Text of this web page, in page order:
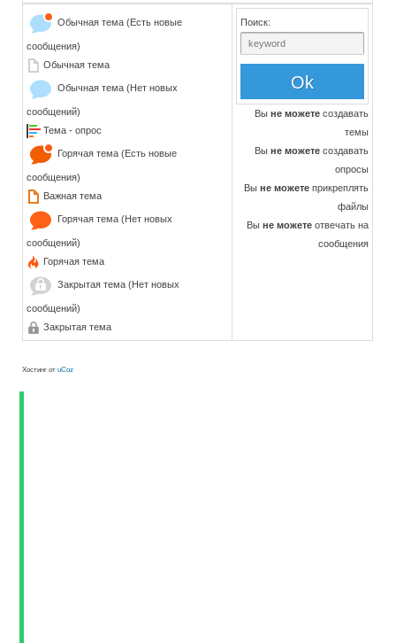
Обычная тема (Есть новые
сообщения)
Обычная тема
Обычная тема (Нет новых
сообщений)
Тема - опрос
Горячая тема (Есть новые
сообщения)
Важная тема
Горячая тема (Нет новых
сообщений)
Горячая тема
Закрытая тема (Нет новых
сообщений)
Закрытая тема
Поиск:
Выне можете создавать
темы
Выне можете создавать
опросы
Выне можете прикреплять
файлы
Выне можете отвечать на
сообщения
Хостинг отuCoz